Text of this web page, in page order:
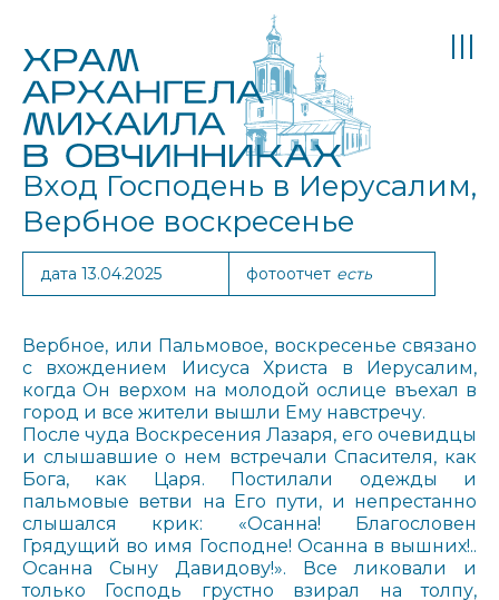
Вход Господень в Иерусалим,
Вербное воскресенье
дата 13.04.2025 фотоотчет есть
Вербное, или Пальмовое, воскресенье связано
с вхождением Иисуса Христа в Иерусалим,
когда Он верхом на молодой ослице въехал в
город и все жители вышли Ему навстречу.
После чуда Воскресения Лазаря, его очевидцы
и слышавшие о нем встречали Спасителя, как
Бога, как Царя. Постилали одежды и
пальмовые ветви на Его пути, и непрестанно
слышался крик: «Осанна! Благословен
Грядущий во имя Господне! Осанна в вышних!..
Осанна Сыну Давидову!». Все ликовали и
только Господь грустно взирал на толпу,